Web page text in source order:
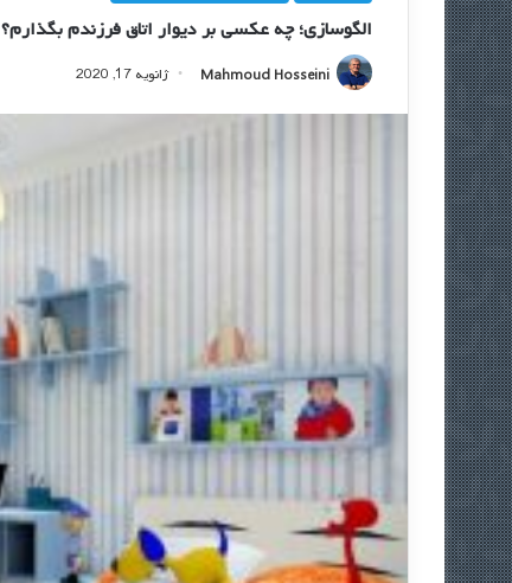
الگوسازی؛ چه عکسی بر دیوار اتاق فرزندم بگذارم؟
Mahmoud Hosseini ژانویه 17, 2020